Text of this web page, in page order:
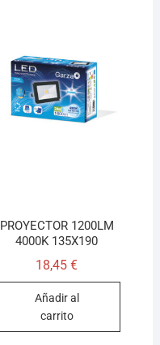
PROYECTOR 1200LM
4000K 135X190
18,45€
Añadir al
carrito